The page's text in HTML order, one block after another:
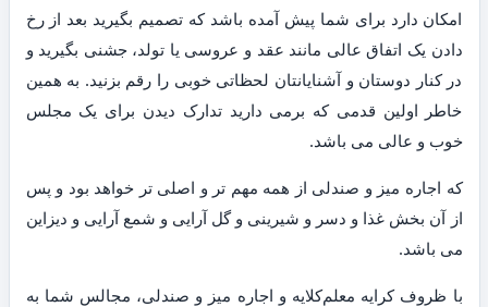
امکان دارد برای شما پیش آمده باشد که تصمیم بگیرید بعد از رخ
دادن یک اتفاق عالی مانند عقد و عروسی یا تولد، جشنی بگیرید و
در کنار دوستان و آشنایانتان لحظاتی خوبی را رقم بزنید. به همین
خاطر اولین قدمی که برمی دارید تدارک دیدن برای یک مجلس
خوب و عالی می باشد.
که اجاره میز و صندلی از همه مهم تر و اصلی تر خواهد بود و پس
از آن بخش غذا و دسر و شیرینی و گل آرایی و شمع آرایی و دیزاین
می باشد.
با ظروف کرایه معلم‌کلایه و اجاره میز و صندلی، مجالس شما به